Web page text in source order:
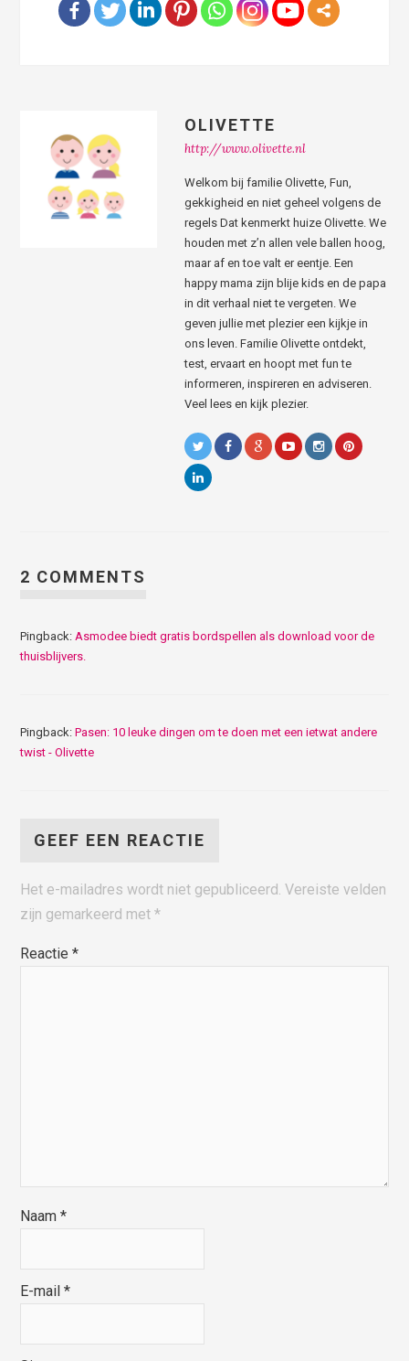
OLIVETTE
http://www.olivette.nl
Welkom bij familie Olivette, Fun,
gekkigheid en niet geheel volgens de
regels Dat kenmerkt huize Olivette. We
houden met z’n allen vele ballen hoog,
maar af en toe valt er eentje. Een
happy mama zijn blije kids en de papa
in dit verhaal niet te vergeten. We
geven jullie met plezier een kijkje in
ons leven. Familie Olivette ontdekt,
test, ervaart en hoopt met fun te
informeren, inspireren en adviseren.
Veel lees en kijk plezier.
2 COMMENTS
Pingback: Asmodee biedt gratis bordspellen als download voor de
thuisblijvers.
Pingback:Pasen: 10 leuke dingen om te doen met een ietwat andere
twist - Olivette
GEEF EEN REACTIE
Het e-mailadres wordt niet gepubliceerd. Vereiste velden
zijn gemarkeerd met*
Reactie*
Naam*
E-mail*